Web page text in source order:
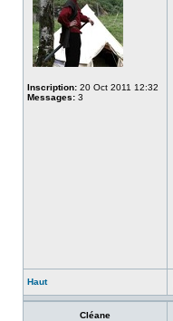
Inscription: 20 Oct 2011 12:32
Messages: 3
Haut
Cléane